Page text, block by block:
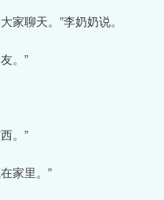
家聊天。”李奶奶说。
。”
。”
家里。”